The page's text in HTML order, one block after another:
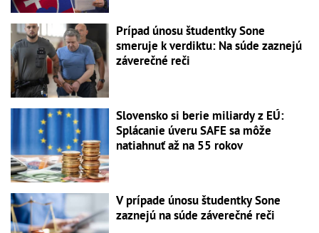
Prípad únosu študentky Sone
smeruje k verdiktu: Na súde zaznejú
záverečné reči
Slovensko si berie miliardy z EÚ:
Splácanie úveru SAFE sa môže
natiahnuť až na 55 rokov
V prípade únosu študentky Sone
zaznejú na súde záverečné reči